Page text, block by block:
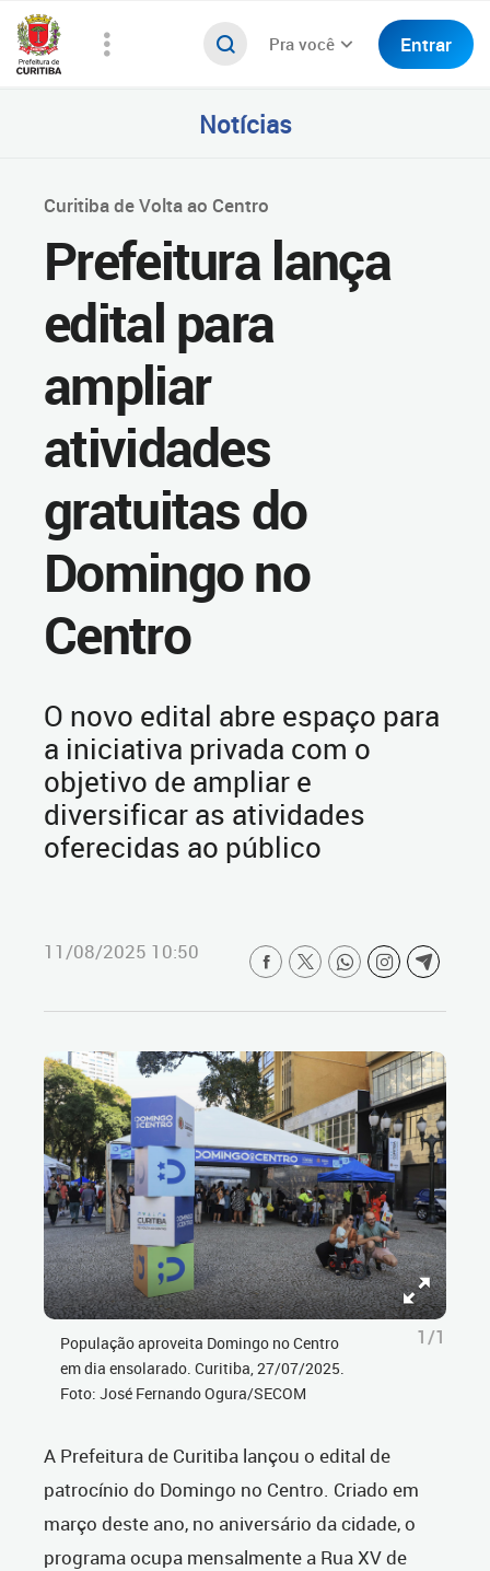
Pra você Entrar
Notícias
Curitiba de Volta ao Centro
Prefeitura lança
edital para
ampliar
atividades
gratuitas do
Domingo no
Centro
O novo edital abre espaço para
a iniciativa privada com o
objetivo de ampliar e
diversificar as atividades
oferecidas ao público
11/08/2025 10:50
População aproveita Domingo no Centro
em dia ensolarado. Curitiba, 27/07/2025.
Foto: José Fernando Ogura/SECOM
1/1
A Prefeitura de Curitiba lançou o edital de
patrocínio do Domingo no Centro. Criado em
março deste ano, no aniversário da cidade, o
programa ocupa mensalmente a Rua XV de